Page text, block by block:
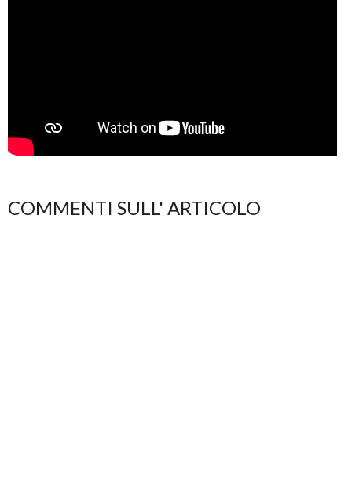
COMMENTI SULL' ARTICOLO